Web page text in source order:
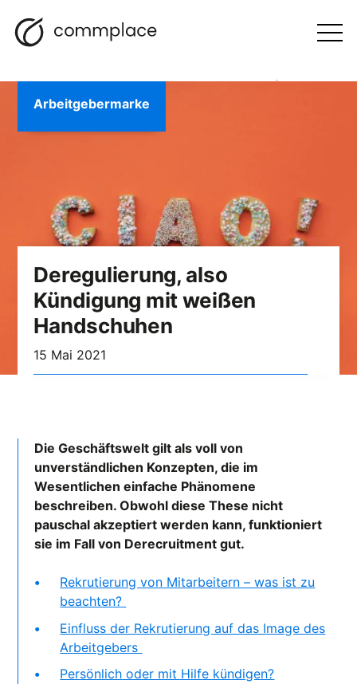
Zum
Inhalt
Navigation
BLOGGEN
Deregulierung, also
Kündigung mit weißen
Handschuhen
15 Mai 2021
Arbeitgebermarke
Die Geschäftswelt gilt als voll von
unverständlichen Konzepten, die im
Wesentlichen einfache Phänomene
beschreiben. Obwohl diese These nicht
pauschal akzeptiert werden kann, funktioniert
sie im Fall von Derecruitment gut.
Rekrutierung von Mitarbeitern – was ist zu
beachten?
Einfluss der Rekrutierung auf das Image des
Arbeitgebers
Persönlich oder mit Hilfe kündigen?